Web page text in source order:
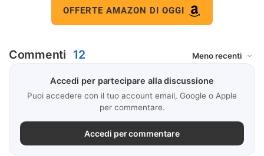
OFFERTE AMAZON DI OGGI
Commenti 12
Accedi per partecipare alla discussione
Puoi accedere con il tuo account email, Google o Apple
per commentare.
Accedi per commentare